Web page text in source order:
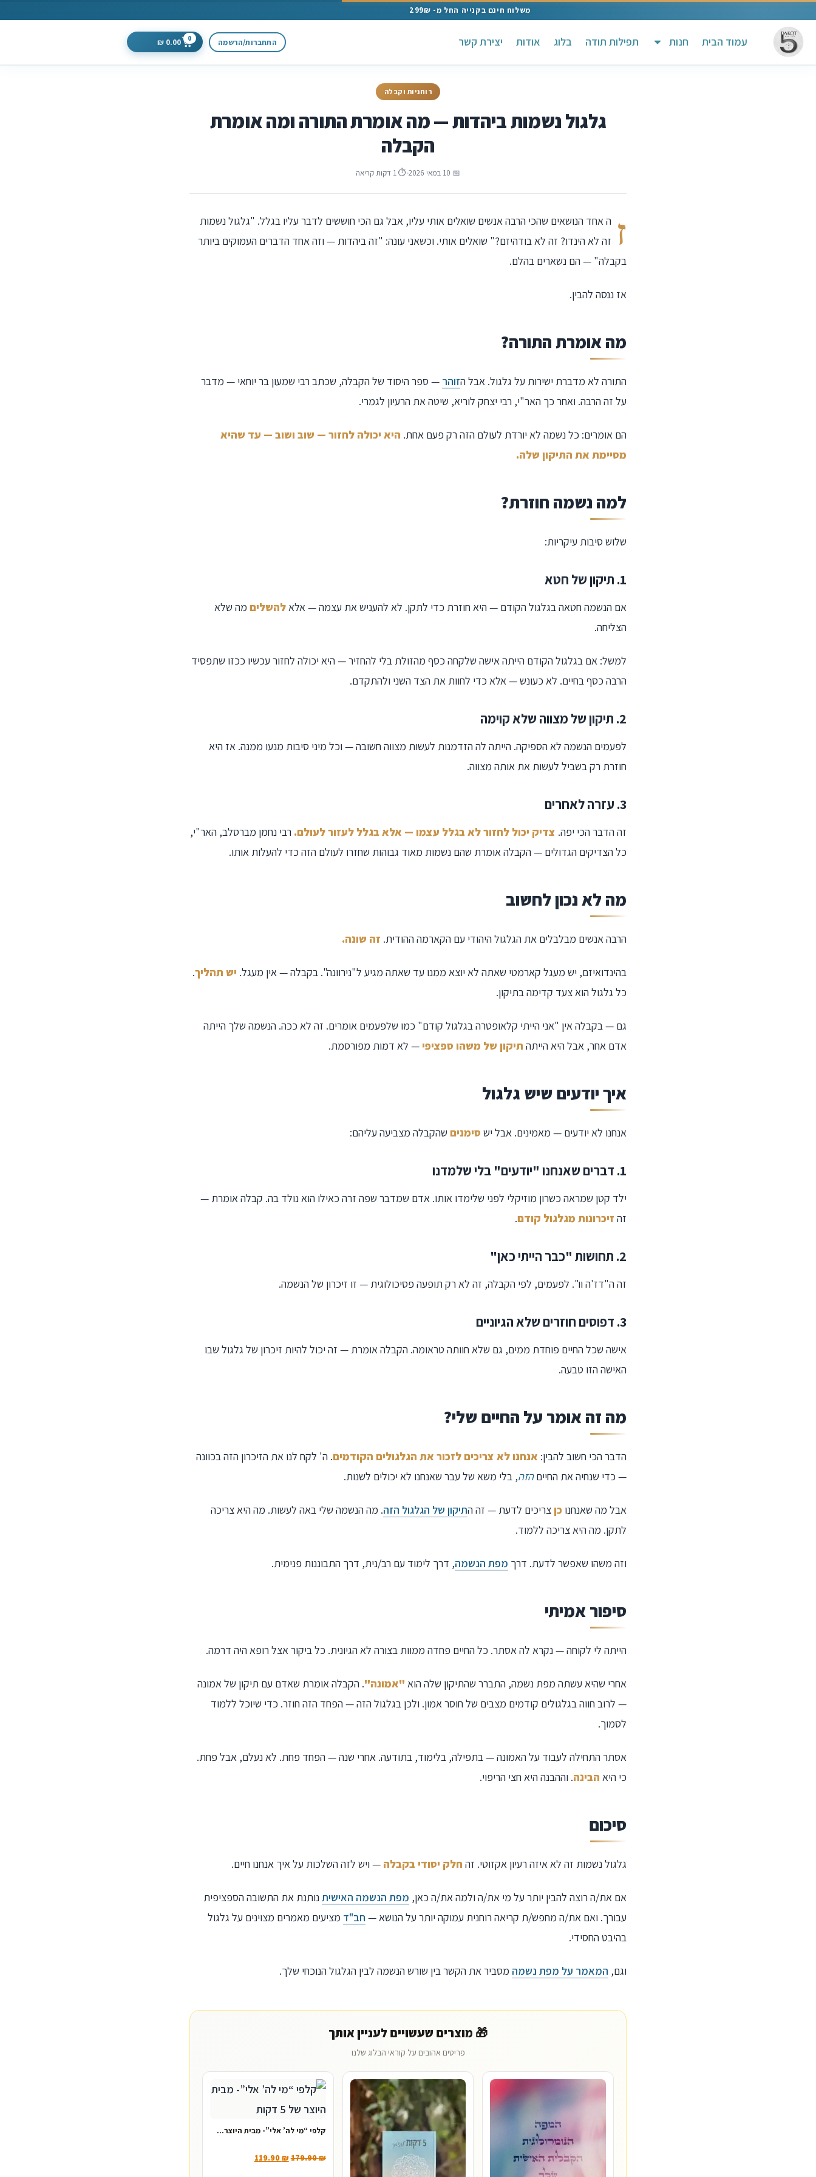
משלוח חינם בקנייה החל מ- 299₪
עמוד הבית חנות תפילות תודה בלוג אודות יצירת קשר התחברות/הרשמה 0
0.00
₪
רוחניות וקבלה
גלגול נשמות ביהדות — מה אומרת התורה ומה אומרת
הקבלה
📅 10 במאי 2026 •⏱ 1 דקות קריאה
ז ה אחד הנושאים שהכי הרבה אנשים שואלים אותי עליו, אבל גם הכי חוששים לדבר עליו בגלל. "גלגול נשמות
זה לא הינדו? זה לא בודהיזם?" שואלים אותי. וכשאני עונה: "זה ביהדות — וזה אחד הדברים העמוקים ביותר
בקבלה" — הם נשארים בהלם.
אז ננסה להבין.
מה אומרת התורה?
התורה לא מדברת ישירות על גלגול. אבל הזוהר — ספר היסוד של הקבלה, שכתב רבי שמעון בר יוחאי — מדבר
על זה הרבה. ואחר כך האר"י, רבי יצחק לוריא, שיטה את הרעיון לגמרי.
הם אומרים: כל נשמה לא יורדת לעולם הזה רק פעם אחת. היא יכולה לחזור — שוב ושוב — עד שהיא
מסיימת את התיקון שלה.
למה נשמה חוזרת?
שלוש סיבות עיקריות:
1. תיקון של חטא
אם הנשמה חטאה בגלגול הקודם — היא חוזרת כדי לתקן. לא להעניש את עצמה — אלא להשלים מה שלא
הצליחה.
למשל: אם בגלגול הקודם הייתה אישה שלקחה כסף מהזולת בלי להחזיר — היא יכולה לחזור עכשיו ככזו שתפסיד
הרבה כסף בחיים. לא כעונש — אלא כדי לחוות את הצד השני ולהתקדם.
2. תיקון של מצווה שלא קוימה
לפעמים הנשמה לא הספיקה. הייתה לה הזדמנות לעשות מצווה חשובה — וכל מיני סיבות מנעו ממנה. אז היא
חוזרת רק בשביל לעשות את אותה מצווה.
3. עזרה לאחרים
זה הדבר הכי יפה. צדיק יכול לחזור לא בגלל עצמו — אלא בגלל לעזור לעולם. רבי נחמן מברסלב, האר"י,
כל הצדיקים הגדולים — הקבלה אומרת שהם נשמות מאוד גבוהות שחזרו לעולם הזה כדי להעלות אותו.
מה לא נכון לחשוב
הרבה אנשים מבלבלים את הגלגול היהודי עם הקארמה ההודית. זה שונה.
בהינדואיזם, יש מעגל קארמטי שאתה לא יוצא ממנו עד שאתה מגיע ל"נירוונה". בקבלה — אין מעגל. יש תהליך.
כל גלגול הוא צעד קדימה בתיקון.
גם — בקבלה אין "אני הייתי קלאופטרה בגלגול קודם" כמו שלפעמים אומרים. זה לא ככה. הנשמה שלך הייתה
אדם אחר, אבל היא הייתה תיקון של משהו ספציפי— לא דמות מפורסמת.
איך יודעים שיש גלגול
אנחנו לא יודעים — מאמינים. אבל יש סימנים שהקבלה מצביעה עליהם:
1. דברים שאנחנו "יודעים" בלי שלמדנו
ילד קטן שמראה כשרון מוזיקלי לפני שלימדו אותו. אדם שמדבר שפה זרה כאילו הוא נולד בה. קבלה אומרת —
זה זיכרונות מגלגול קודם.
2. תחושות "כבר הייתי כאן"
זה ה"דז'ה וו". לפעמים, לפי הקבלה, זה לא רק תופעה פסיכולוגית — זו זיכרון של הנשמה.
3. דפוסים חוזרים שלא הגיוניים
אישה שכל החיים פוחדת ממים, גם שלא חוותה טראומה. הקבלה אומרת — זה יכול להיות זיכרון של גלגול שבו
האישה הזו טבעה.
מה זה אומר על החיים שלי?
הדבר הכי חשוב להבין: אנחנו לא צריכים לזכור את הגלגולים הקודמים. ה' לקח לנו את הזיכרון הזה בכוונה
— כדי שנחיה את החייםהזה, בלי משא של עבר שאנחנו לא יכולים לשנות.
אבל מה שאנחנו כןצריכים לדעת — זה התיקון של הגלגול הזה. מה הנשמה שלי באה לעשות. מה היא צריכה
לתקן. מה היא צריכה ללמוד.
וזה משהו שאפשר לדעת. דרך מפת הנשמה, דרך לימוד עם רב/נית, דרך התבוננות פנימית.
סיפור אמיתי
הייתה לי לקוחה — נקרא לה אסתר. כל החיים פחדה ממוות בצורה לא הגיונית. כל ביקור אצל רופא היה דרמה.
אחרי שהיא עשתה מפת נשמה, התברר שהתיקון שלה הוא "אמונה". הקבלה אומרת שאדם עם תיקון של אמונה
— לרוב חווה בגלגולים קודמים מצבים של חוסר אמון. ולכן בגלגול הזה — הפחד הזה חוזר. כדי שיוכל ללמוד
לסמוך.
אסתר התחילה לעבוד על האמונה — בתפילה, בלימוד, בתודעה. אחרי שנה — הפחד פחת. לא נעלם, אבל פחת.
כי היא הבינה. וההבנה היא חצי הריפוי.
סיכום
גלגול נשמות זה לא איזה רעיון אקזוטי. זה חלק יסודי בקבלה — ויש לזה השלכות על איך אנחנו חיים.
אם את/ה רוצה להבין יותר על מי את/ה ולמה את/ה כאן, מפת הנשמה האישית נותנת את התשובה הספציפית
עבורך. ואם את/ה מחפש/ת קריאה רוחנית עמוקה יותר על הנושא — חב"ד מציעים מאמרים מצוינים על גלגול
בהיבט החסידי.
וגם, המאמר על מפת נשמה מסביר את הקשר בין שורש הנשמה לבין הגלגול הנוכחי שלך.
🎁 מוצרים שעשויים לעניין אותך
פריטים אהובים על קוראי הבלוג שלנו
קלפי “מי לה’ אלי”- מבית היוצר…
179.90₪
119.90₪